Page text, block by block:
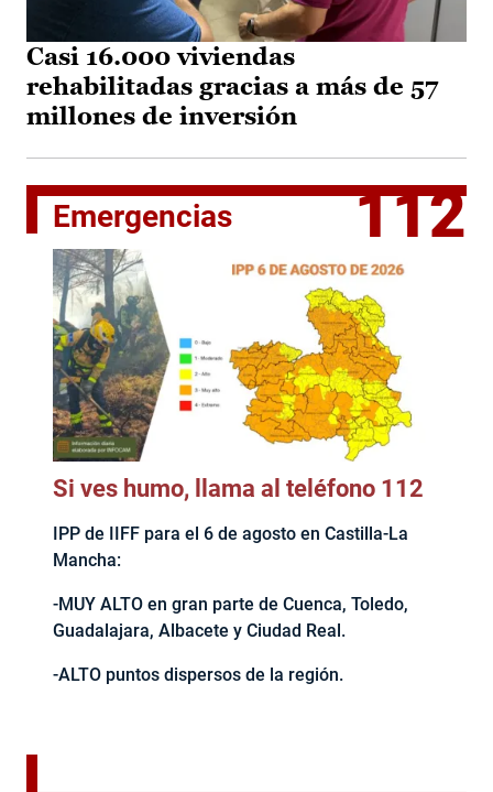
Casi 16.000 viviendas
rehabilitadas gracias a más de 57
millones de inversión
Emergencias 112
Si ves humo, llama al teléfono 112
IPP de IIFF para el 6 de agosto en Castilla-La
Mancha:
-MUY ALTO en gran parte de Cuenca, Toledo,
Guadalajara, Albacete y Ciudad Real.
-ALTO puntos dispersos de la región.